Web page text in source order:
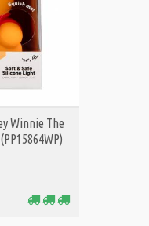
Winnie The